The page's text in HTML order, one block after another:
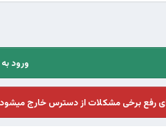
ورود
رفع برخی مشکلات از دسترس خارج